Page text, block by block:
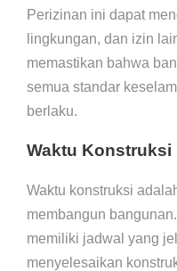
Perizinan ini dapat
lingkungan, dan izin
memastikan bahwa
semua standar
berlaku.
Waktu Konstruksi
Waktu konstruksi
membangun
memiliki jadwal yang
menyelesaikan